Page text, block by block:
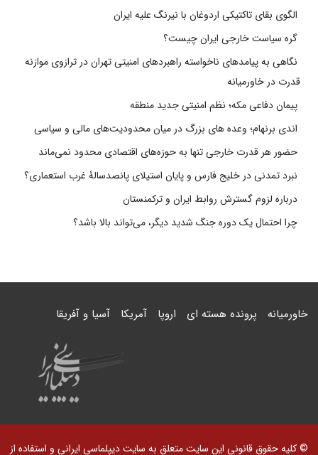
الگوی بقای تاکتیکی اردوغان با نیرنگ علیه ایران
گره سیاست خارجی ایران چیست؟
نگاهی به پیامدهای ناخواسته راهبردهای امنیتی تهران در ترازوی موازنه
قدرت در خاورمیانه
پیمان دفاعی مکه؛ نظم امنیتی جدید منطقه
اندی برنهام؛ وعده های بزرگ در میان محدودیت‌های مالی و سیاسی
حضور هر قدرت خارجی تنها به حوزه‌های اقتصادی محدود نمی‌ماند
نبرد تمدنی در خلیج فارس و پایان استیلای پانصدسالۀ غرب استعماری؟
درباره لزوم گسترش روابط ایران و ترکمنستان
چرا احتمال یک دوره جنگ شدید دیگر، می‌تواند بالا باشد؟
خاورمیانه پرونده هسته ای اروپا آمریکا آسیا و آفریقا
© کلیه حقوق قانونی این سایت متعلق به سایت دیپلماسی ایرانی و استفاده از